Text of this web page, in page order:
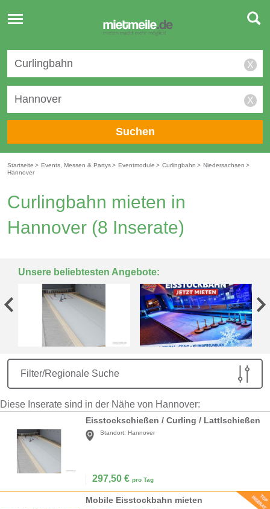
Toggle
navigation
X
X
Suchen
Startseite > Events, Messen & Partys> Eventmodule > Curlingbahn > Niedersachsen >
Hannover
Curlingbahn mieten in
Hannover (8 Inserate)
Unsere beliebtesten Angebote:
Filter/Regionale Suche
Diese Inserate sind in der Nähe von Hannover:
Eisstockschießen / Curling / Lattlschießen
Standort: Hannover
297,50 € pro Tag
Mobile Eisstockbahn mieten